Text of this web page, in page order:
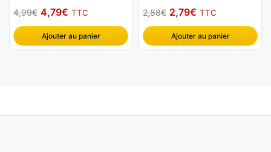
4,99€ Le
prix
initial
4,79€ Le
prix
actuel
TTC
Ajouter au panier
2,88€ Le
prix
initial
2,79€ Le
prix
actuel
TTC
Ajouter au panier